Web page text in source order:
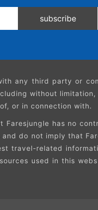
subscribe
any third party or
without
or in connection with.
has no
do not imply that
travel-related
used in this